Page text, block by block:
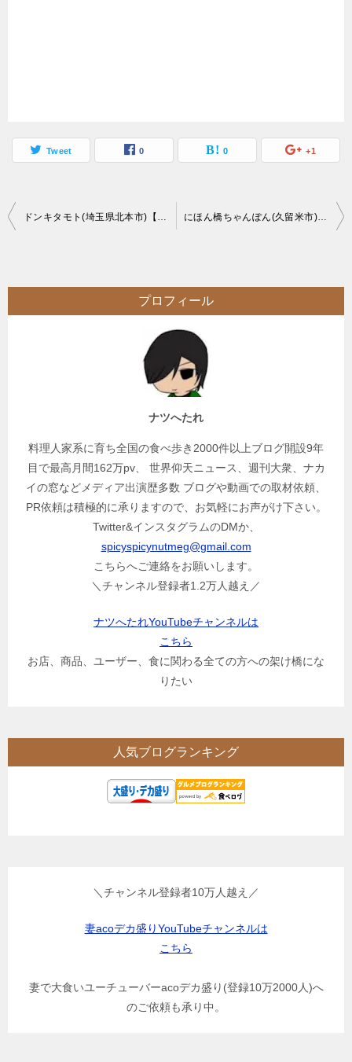
Tweet 0 0 +1
投
ビ
ゲ
ドンキタモト(埼玉県北本市)【デカ盛り】前回に引き続き更なる愛情盛り【大食い】 にほん橋ちゃんぽん(久留米市)【大食い】デカ盛りの後は久留米地域密着人気店
プロフィール
ナツへたれ
料理人家系に育ち全国の食べ歩き2000件以上ブログ開設9年
目で最高月間162万pv、 世界仰天ニュース、週刊大衆、ナカ
イの窓などメディア出演歴多数 ブログや動画での取材依頼、
PR依頼は積極的に承りますので、お気軽にお声がけ下さい。
Twitter&インスタグラムのDMか、
spicyspicynutmeg@gmail.com
こちらへご連絡をお願いします。
＼チャンネル登録者1.2万人越え／
ナツへたれYouTubeチャンネルは
こちら
お店、商品、ユーザー、食に関わる全ての方への架け橋にな
りたい
人気ブログランキング
＼チャンネル登録者10万人越え／
妻acoデカ盛りYouTubeチャンネルは
こちら
妻で大食いユーチューバーacoデカ盛り(登録10万2000人)へ
のご依頼も承り中。